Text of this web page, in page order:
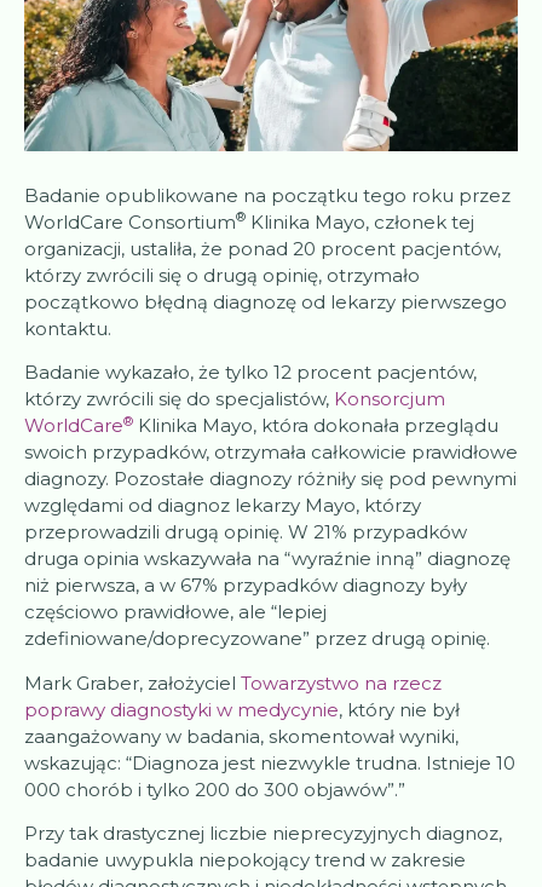
Badanie opublikowane na początku tego roku przez
WorldCare Consortium® Klinika Mayo, członek tej
organizacji, ustaliła, że ponad 20 procent pacjentów,
którzy zwrócili się o drugą opinię, otrzymało
początkowo błędną diagnozę od lekarzy pierwszego
kontaktu.
Badanie wykazało, że tylko 12 procent pacjentów,
którzy zwrócili się do specjalistów, Konsorcjum
WorldCare® Klinika Mayo, która dokonała przeglądu
swoich przypadków, otrzymała całkowicie prawidłowe
diagnozy. Pozostałe diagnozy różniły się pod pewnymi
względami od diagnoz lekarzy Mayo, którzy
przeprowadzili drugą opinię. W 21% przypadków
druga opinia wskazywała na “wyraźnie inną” diagnozę
niż pierwsza, a w 67% przypadków diagnozy były
częściowo prawidłowe, ale “lepiej
zdefiniowane/doprecyzowane” przez drugą opinię.
Mark Graber, założyciel Towarzystwo na rzecz
poprawy diagnostyki w medycynie, który nie był
zaangażowany w badania, skomentował wyniki,
wskazując: “Diagnoza jest niezwykle trudna. Istnieje 10
000 chorób i tylko 200 do 300 objawów”.”
Przy tak drastycznej liczbie nieprecyzyjnych diagnoz,
badanie uwypukla niepokojący trend w zakresie